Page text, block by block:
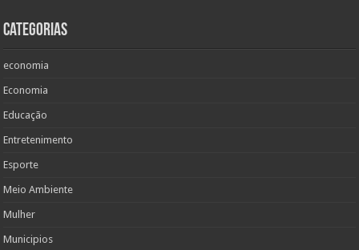
Categorias
economia
Economia
Educação
Entretenimento
Esporte
Meio Ambiente
Mulher
Municipios